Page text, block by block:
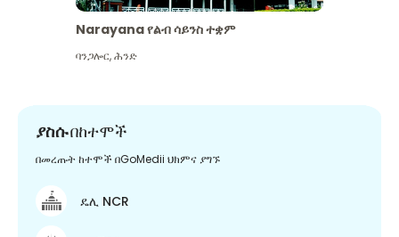
Narayana የልብ ሳይንስ ተቋም
ባንጋሎር,ሕንድ
ያስሱበከተሞች
በመረጡት ከተሞች በGoMedii ህክምና ያግኙ
ዴሊ NCR